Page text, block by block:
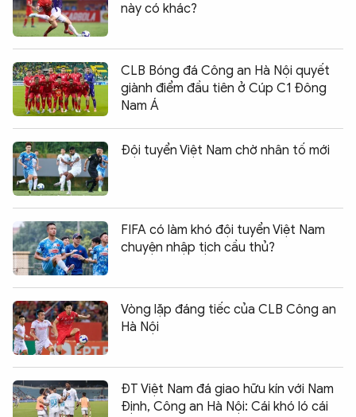
này có khác?
CLB Bóng đá Công an Hà Nội quyết
giành điểm đầu tiên ở Cúp C1 Đông
Nam Á
Đội tuyển Việt Nam chờ nhân tố mới
FIFA có làm khó đội tuyển Việt Nam
chuyện nhập tịch cầu thủ?
Vòng lặp đáng tiếc của CLB Công an
Hà Nội
ĐT Việt Nam đá giao hữu kín với Nam
Định, Công an Hà Nội: Cái khó ló cái